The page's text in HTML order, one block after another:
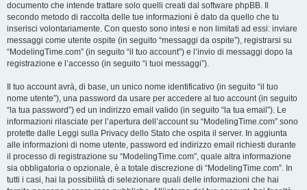
documento che intende trattare solo quelli creati dal software phpBB. Il
secondo metodo di raccolta delle tue informazioni è dato da quello che tu
inserisci volontariamente. Con questo sono intesi e non limitati ad essi: inviare
messaggi come utente ospite (in seguito “messaggi da ospite”), registrarsi su
“ModelingTime.com” (in seguito “il tuo account”) e l’invio di messaggi dopo la
registrazione e l’accesso (in seguito “i tuoi messaggi”).
Il tuo account avrà, di base, un unico nome identificativo (in seguito “il tuo
nome utente”), una password da usare per accedere al tuo account (in seguito
“la tua password”) ed un indirizzo email valido (in seguito “la tua email”). Le
informazioni rilasciate per l’apertura dell’account su “ModelingTime.com” sono
protette dalle Leggi sulla Privacy dello Stato che ospita il server. In aggiunta
alle informazioni di nome utente, password ed indirizzo email richiesti durante
il processo di registrazione su “ModelingTime.com”, quale altra informazione
sia obbligatoria o opzionale, è a totale discrezione di “ModelingTime.com”. In
tutti i casi, hai la possibilità di selezionare quali delle informazioni che hai